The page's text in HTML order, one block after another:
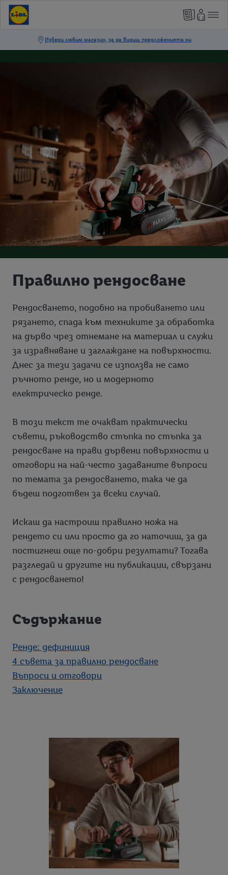
Правилно рендосване
Рендосването, подобно на пробиването или
рязането, спада към техниките за обработка
на дърво чрез отнемане на материал и служи
за изравняване и заглаждане на повърхности.
Днес за тези задачи се използва не само
ръчното ренде, но и модерното
електрическо ренде.
В този текст те очакват практически
съвети, ръководство стъпка по стъпка за
рендосване на прави дървени повърхности и
отговори на най-често задаваните въпроси
по темата за рендосването, така че да
бъдеш подготвен за всеки случай.
Искаш да настроиш правилно ножа на
рендето си или просто да го наточиш, за да
постигнеш още по-добри резултати? Тогава
разгледай и другите ни публикации, свързани
с рендосването!
Съдържание
Ренде: дефиниция
4 съвета за правилно рендосване
Въпроси и отговори
Заключение